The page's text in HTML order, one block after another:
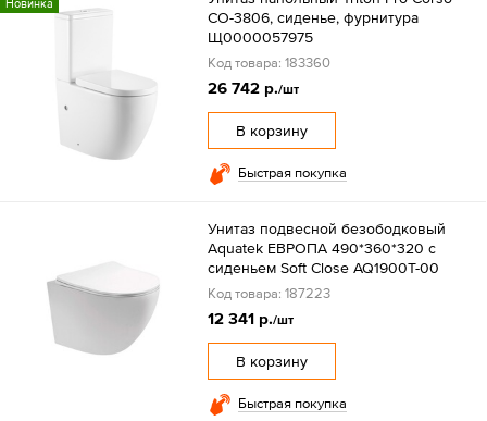
Новинка
CO-3806, сиденье, фурнитура
Щ0000057975
Код товара: 183360
26 742 р./шт
В корзину
Быстрая покупка
Унитаз подвесной безободковый
Aquatek ЕВРОПА 490*360*320 с
сиденьем Soft Close AQ1900T-00
Код товара: 187223
12 341 р./шт
В корзину
Быстрая покупка